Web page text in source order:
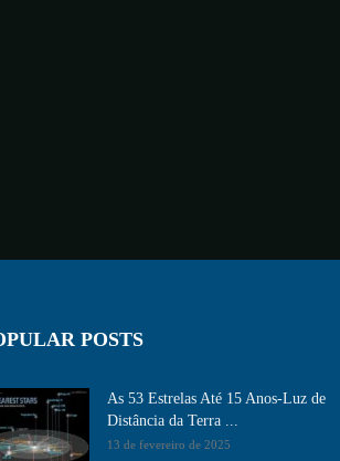
POSTS
As 53 Estrelas Até 15 Anos-Luz de
Distância da Terra ...
13 de fevereiro de 2025